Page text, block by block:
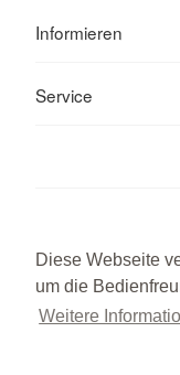
Diese Webseite
um die
Weitere
Informieren
Service
Sitemap